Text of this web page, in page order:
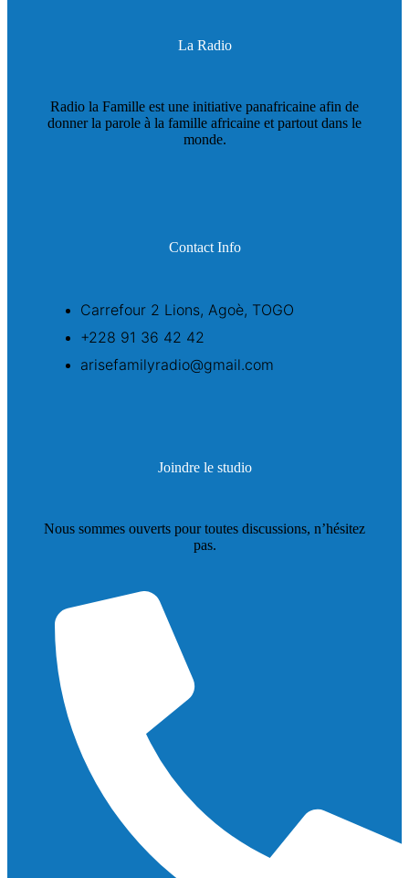
La Radio
Radio la Famille est une initiative panafricaine afin de
donner la parole à la famille africaine et partout dans le
monde.
Contact Info
Carrefour 2 Lions, Agoè, TOGO
+228 91 36 42 42
arisefamilyradio@gmail.com
Joindre le studio
Nous sommes ouverts pour toutes discussions, n’hésitez
pas.